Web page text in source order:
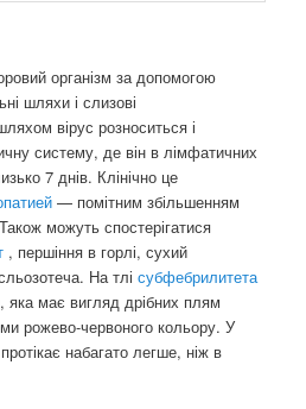
організм за допомогою
шляхи і слизові
вірус розноситься і
систему, де він в лімфатичних
7 днів. Клінічно це
— помітним збільшенням
можуть спостерігатися
, першіння в горлі, сухий
На тлісубфебрилитета
яка має вигляд дрібних плям
рожево-червоного кольору. У
набагато легше, ніж в